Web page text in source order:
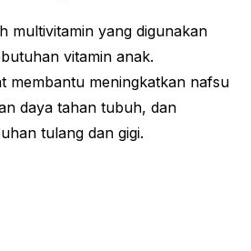
multivitamin yang digunakan
vitamin anak.
membantu meningkatkan nafsu
daya tahan tubuh, dan
tulang dan gigi.